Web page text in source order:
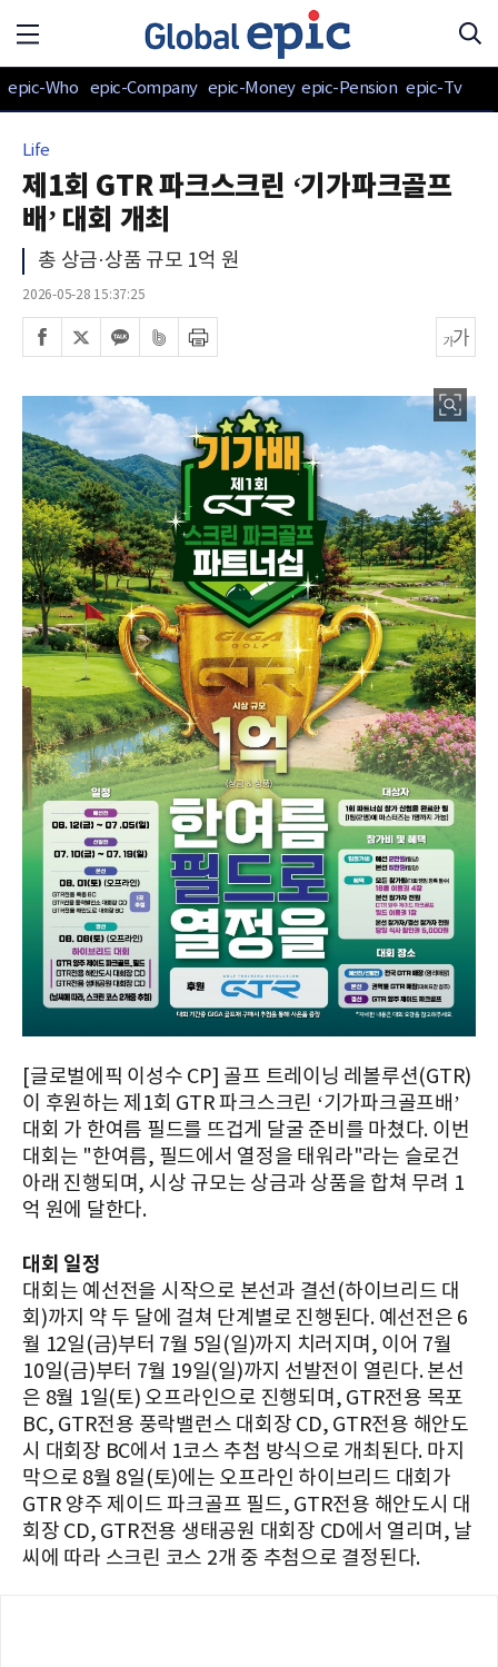
epic-Who epic-Company epic-Money epic-Pension epic-Tv
Life
제1회 GTR 파크스크린 ‘기가파크골프
배’ 대회 개최
총 상금·상품 규모 1억 원
2026-05-28 15:37:25
[글로벌에픽 이성수 CP] 골프 트레이닝 레볼루션(GTR)
이 후원하는 제1회 GTR 파크스크린 ‘기가파크골프배’
대회 가 한여름 필드를 뜨겁게 달굴 준비를 마쳤다. 이번
대회는 "한여름, 필드에서 열정을 태워라"라는 슬로건
아래 진행되며, 시상 규모는 상금과 상품을 합쳐 무려 1
억 원에 달한다.
대회 일정
대회는 예선전을 시작으로 본선과 결선(하이브리드 대
회)까지 약 두 달에 걸쳐 단계별로 진행된다. 예선전은 6
월 12일(금)부터 7월 5일(일)까지 치러지며, 이어 7월
10일(금)부터 7월 19일(일)까지 선발전이 열린다. 본선
은 8월 1일(토) 오프라인으로 진행되며, GTR전용 목포
BC, GTR전용 풍락밸런스 대회장 CD, GTR전용 해안도
시 대회장 BC에서 1코스 추첨 방식으로 개최된다. 마지
막으로 8월 8일(토)에는 오프라인 하이브리드 대회가
GTR 양주 제이드 파크골프 필드, GTR전용 해안도시 대
회장 CD, GTR전용 생태공원 대회장 CD에서 열리며, 날
씨에 따라 스크린 코스 2개 중 추첨으로 결정된다.